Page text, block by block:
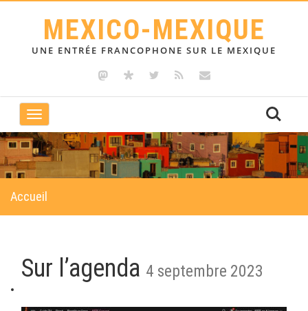
MEXICO-MEXIQUE
UNE ENTRÉE FRANCOPHONE SUR LE MEXIQUE
Toggle
navigation
Accueil
Sur l’agenda 4 septembre 2023